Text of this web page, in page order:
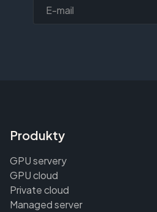
Produkty
GPU servery
GPU cloud
Private cloud
Managed server